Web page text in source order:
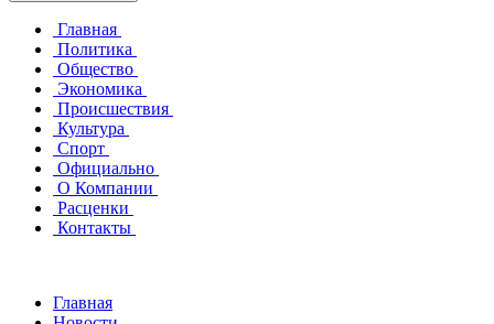
Главная
Политика
Общество
Экономика
Происшествия
Культура
Спорт
Официально
О Компании
Расценки
Контакты
Главная